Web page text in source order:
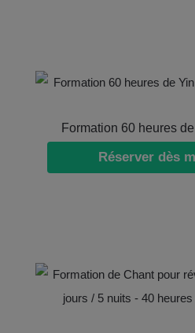
Formation 60 heures
Réserver dès